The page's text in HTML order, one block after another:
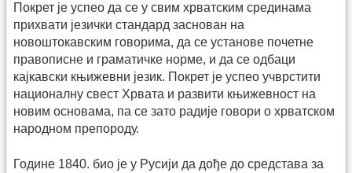
Покрет је успео да се у свим хрватским срединама
прихвати језички стандард заснован на
новоштокавским говорима, да се установе почетне
правописне и граматичке норме, и да се одбаци
кајкавски књижевни језик. Покрет је успео учврстити
националну свест Хрвата и развити књижевност на
новим основама, па се зато радије говори о хрватском
народном препороду.
Године 1840. био је у Русији да дође до средстава за